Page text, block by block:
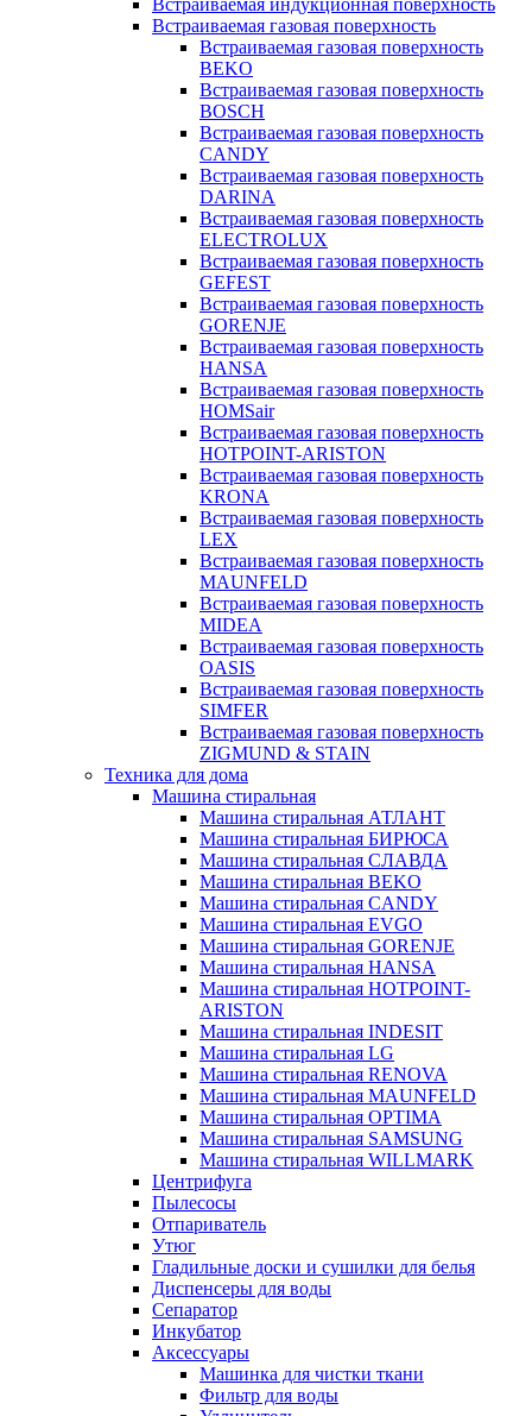
Встраиваемая индукционная поверхность
Встраиваемая газовая поверхность
Встраиваемая газовая поверхность
BEKO
Встраиваемая газовая поверхность
BOSCH
Встраиваемая газовая поверхность
CANDY
Встраиваемая газовая поверхность
DARINA
Встраиваемая газовая поверхность
ELECTROLUX
Встраиваемая газовая поверхность
GEFEST
Встраиваемая газовая поверхность
GORENJE
Встраиваемая газовая поверхность
HANSA
Встраиваемая газовая поверхность
HOMSair
Встраиваемая газовая поверхность
HOTPOINT-ARISTON
Встраиваемая газовая поверхность
KRONA
Встраиваемая газовая поверхность
LEX
Встраиваемая газовая поверхность
MAUNFELD
Встраиваемая газовая поверхность
MIDEA
Встраиваемая газовая поверхность
OASIS
Встраиваемая газовая поверхность
SIMFER
Встраиваемая газовая поверхность
ZIGMUND & STAIN
Техника для дома
Машина стиральная
Машина стиральная АТЛАНТ
Машина стиральная БИРЮСА
Машина стиральная СЛАВДА
Машина стиральная BEKO
Машина стиральная CANDY
Машина стиральная EVGO
Машина стиральная GORENJE
Машина стиральная HANSA
Машина стиральная HOTPOINT-
ARISTON
Машина стиральная INDESIT
Машина стиральная LG
Машина стиральная RENOVA
Машина стиральная MAUNFELD
Машина стиральная OPTIMA
Машина стиральная SAMSUNG
Машина стиральная WILLMARK
Центрифуга
Пылесосы
Отпариватель
Утюг
Гладильные доски и сушилки для белья
Диспенсеры для воды
Сепаратор
Инкубатор
Аксессуары
Машинка для чистки ткани
Фильтр для воды